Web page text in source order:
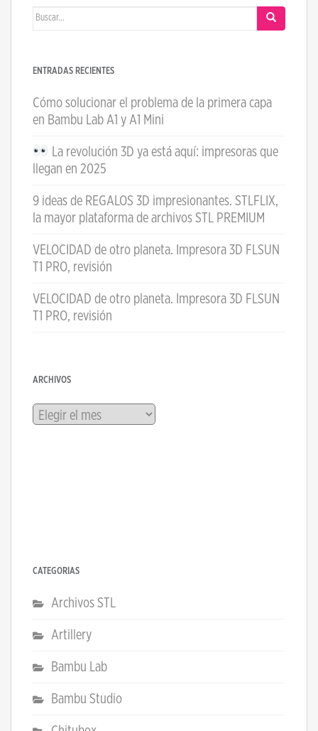
Buscar:
ENTRADAS RECIENTES
Cómo solucionar el problema de la primera capa
en Bambu Lab A1 y A1 Mini
La revolución 3D ya está aquí: impresoras que
llegan en 2025
9 ideas de REGALOS 3D impresionantes. STLFLIX,
la mayor plataforma de archivos STL PREMIUM
VELOCIDAD de otro planeta. Impresora 3D FLSUN
T1 PRO, revisión
VELOCIDAD de otro planeta. Impresora 3D FLSUN
T1 PRO, revisión
ARCHIVOS
Archivos
CATEGORÍAS
Archivos STL
Artillery
Bambu Lab
Bambu Studio